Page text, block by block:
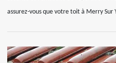
assurez-vous que votre toit à Merry